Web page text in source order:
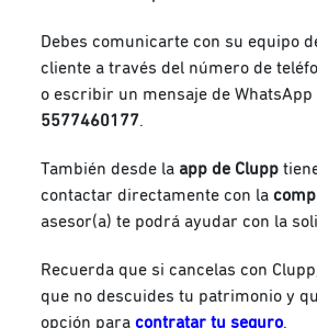
Debes comunicarte con su equipo
cliente a través del número de
o escribir un mensaje de
5577460177.
También desde la app de Clupp
contactar directamente con la
asesor(a) te podrá ayudar con la
Recuerda que si cancelas con
que no descuides tu patrimonio y
opción paracontratar tu seguro.